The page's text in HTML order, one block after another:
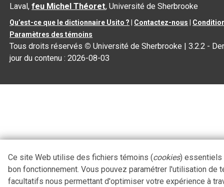
Laval,feu Michel Théoret, Université de Sherbrooke
Qu’est-ce que le dictionnaire Usito ? Contactez-nous
Paramètres des témoins
Tous droits réservés © Université de Sherbrooke |3.2.2 -
jour du contenu :2026-08-03
Ce site Web utilise des fichiers témoins (cookies) essentiels
bon fonctionnement. Vous pouvez paramétrer l'utilisation de
facultatifs nous permettant d'optimiser votre expérience à